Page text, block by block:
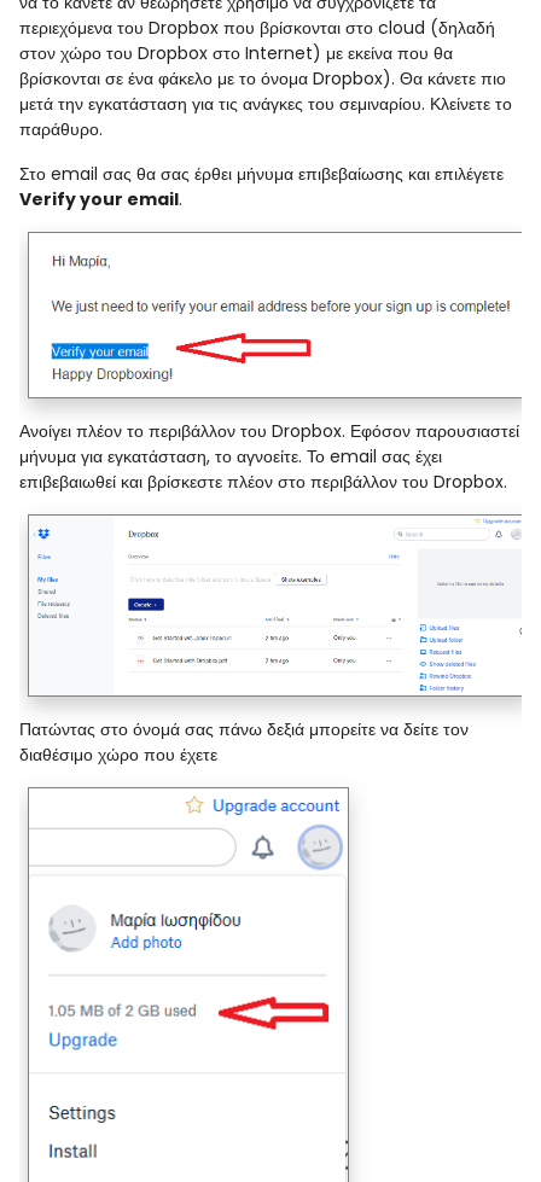
περιεχόμενα του Dropbox που βρίσκονται στο cloud (δηλαδή
στον χώρο του Dropbox στο Internet) με εκείνα που θα
βρίσκονται σε ένα φάκελο με το όνομα Dropbox). Θα κάνετε πιο
μετά την εγκατάσταση για τις ανάγκες του σεμιναρίου. Κλείνετε το
παράθυρο.
Στο email σας θα σας έρθει μήνυμα επιβεβαίωσης και επιλέγετε
Verify your email.
Ανοίγει πλέον το περιβάλλον του Dropbox. Εφόσον παρουσιαστεί
μήνυμα για εγκατάσταση, το αγνοείτε. Το email σας έχει
επιβεβαιωθεί και βρίσκεστε πλέον στο περιβάλλον του Dropbox.
Πατώντας στο όνομά σας πάνω δεξιά μπορείτε να δείτε τον
διαθέσιμο χώρο που έχετε